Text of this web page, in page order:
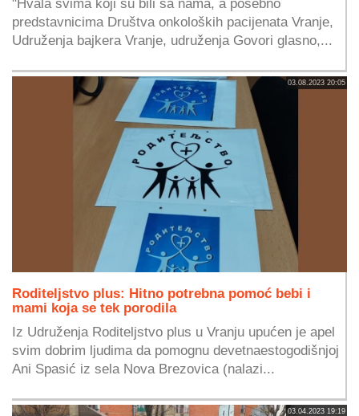
"Hvala svima koji su bili sa nama, a posebno
predstavnicima Društva onkoloških pacijenata Vranje,
Udruženja bajkera Vranje, udruženja Govori glasno,...
03.08.2023 20:05
Roditeljstvo plus: Hitno potrebna pomoć bebi i
mami koja se tek porodila
Iz Udruženja Roditeljstvo plus u Vranju upućen je apel
svim dobrim ljudima da pomognu devetnaestogodišnjoj
Ani Spasić iz sela Nova Brezovica (nalazi...
03.04.2023 19:19